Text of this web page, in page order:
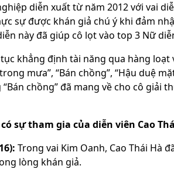
diễn xuất từ năm 2012 với vai
sự được khán giả chú ý khi đảm
này đã giúp cô lọt vào top 3 Nữ
tục khẳng định tài năng qua hàng
mưa”, “Bán chồng”, “Hậu duệ
chồng” đã mang về cho cô giải
sự tham gia của diễn viên Cao
Trong vai Kim Oanh, Cao Thái Hà
lòng khán giả.